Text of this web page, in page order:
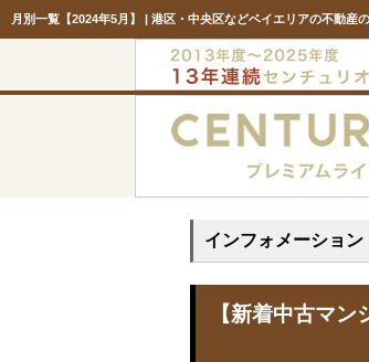
月別一覧【2024年5月】 | 港区・中央区などベイエリアの不動産
インフォメーション
【新着中古マ